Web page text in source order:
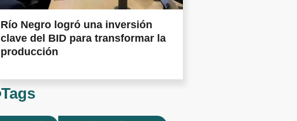
Río Negro logró una inversión
clave del BID para transformar la
producción
Tags